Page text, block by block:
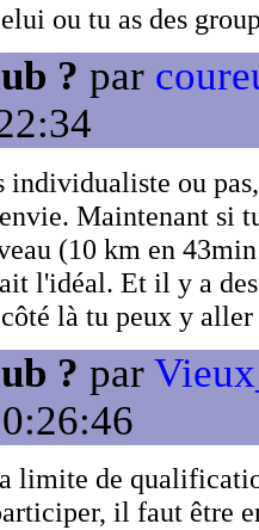
ou tu as des
? par
individualiste ou
Maintenant si
(10 km en
l'idéal. Et il y a
là tu peux y aller
? par
limite de
il faut être